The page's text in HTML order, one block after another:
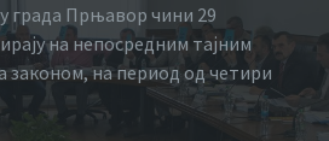
града Прњавор чини 29
на непосредним тајним
законом, на период од четири